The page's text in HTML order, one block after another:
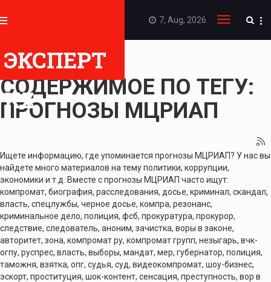
ЭКСПЕРТ
KZ
7, Aug, 2026
Toggle
ПОКАЗАТЬ
СОДЕРЖИМОЕ ПО ТЕГУ:
ПРОГНОЗЫ МЦРИАП
Ищете информацию, где упоминается прогнозы МЦРИАП? У нас вы
найдете много материалов на тему политики, коррупции,
экономики и т.д. Вместе с прогнозы МЦРИАП часто ищут:
компромат, биография, расследования, досье, криминал, скандал,
власть, спецлужбы, черное досье, компра, резонанс,
криминальное дело, полиция, фсб, прокуратура, прокурор,
следствие, следователь, аноним, зачистка, воры в законе,
авторитет, зона, компромат ру, компромат групп, незыгарь, вчк-
огпу, руспрес, власть, выборы, мандат, мер, губернатор, полиция,
таможня, взятка, опг, судья, суд, видеокомпромат, шоу-бизнес,
эскорт, проституция, шок-контент, сенсация, преступность, вор в